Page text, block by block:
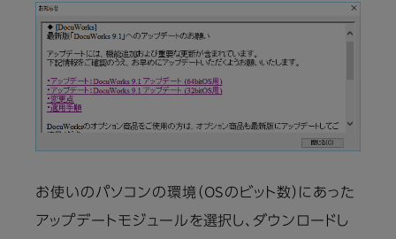
お使いのパソコンの環境（OSのビット数）にあった
アップデートモジュールを選択し、ダウンロードし